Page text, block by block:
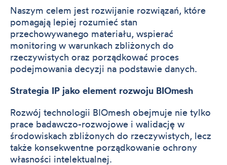
Naszym celem jest rozwijanie rozwiązań, które
pomagają lepiej rozumieć stan
przechowywanego materiału, wspierać
monitoring w warunkach zbliżonych do
rzeczywistych oraz porządkować proces
podejmowania decyzji na podstawie danych.
Strategia IP jako element rozwoju BIOmesh
Rozwój technologii BIOmesh obejmuje nie tylko
prace badawczo-rozwojowe i walidację w
środowiskach zbliżonych do rzeczywistych, lecz
także konsekwentne porządkowanie ochrony
własności intelektualnej.